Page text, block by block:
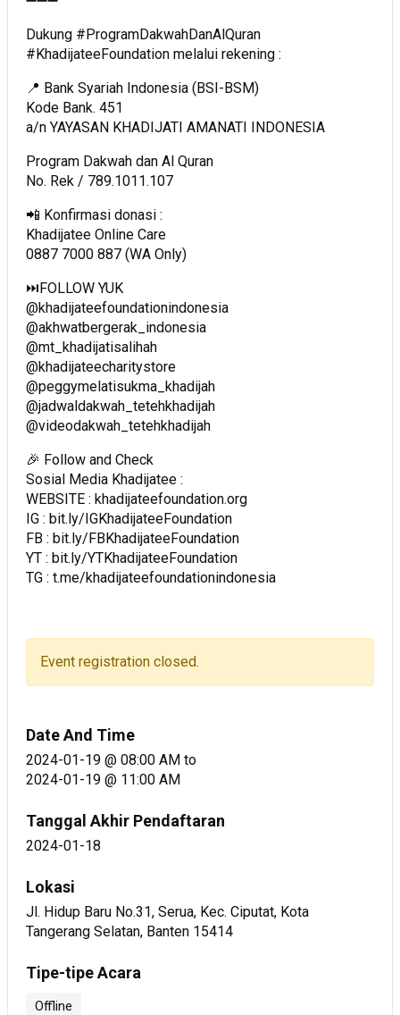
Dukung #ProgramDakwahDanAlQuran
#KhadijateeFoundation melalui rekening :
📍 Bank Syariah Indonesia (BSI-BSM)
Kode Bank. 451
a/n YAYASAN KHADIJATI AMANATI INDONESIA
Program Dakwah dan Al Quran
No. Rek / 789.1011.107
📲 Konfirmasi donasi :
Khadijatee Online Care
0887 7000 887 (WA Only)
⏭️FOLLOW YUK
@khadijateefoundationindonesia
@akhwatbergerak_indonesia
@mt_khadijatisalihah ⁣⁣⁣
@khadijateecharitystore
@peggymelatisukma_khadijah
@jadwaldakwah_tetehkhadijah
@videodakwah_tetehkhadijah
🎉 Follow and Check
Sosial Media Khadijatee :
WEBSITE : khadijateefoundation.org
IG : bit.ly/IGKhadijateeFoundation
FB : bit.ly/FBKhadijateeFoundation
YT : bit.ly/YTKhadijateeFoundation
TG : t.me/khadijateefoundationindonesia
Event registration closed.
Date And Time
2024-01-19 @ 08:00 AM to
2024-01-19 @ 11:00 AM
Tanggal Akhir Pendaftaran
2024-01-18
Lokasi
Jl. Hidup Baru No.31, Serua, Kec. Ciputat, Kota
Tangerang Selatan, Banten 15414
Tipe-tipe Acara
Offline